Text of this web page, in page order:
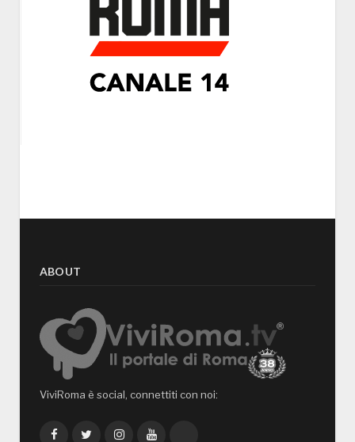
ABOUT
ViviRoma è social, connettiti con noi:
FacebookTwitterInstagramYouTube